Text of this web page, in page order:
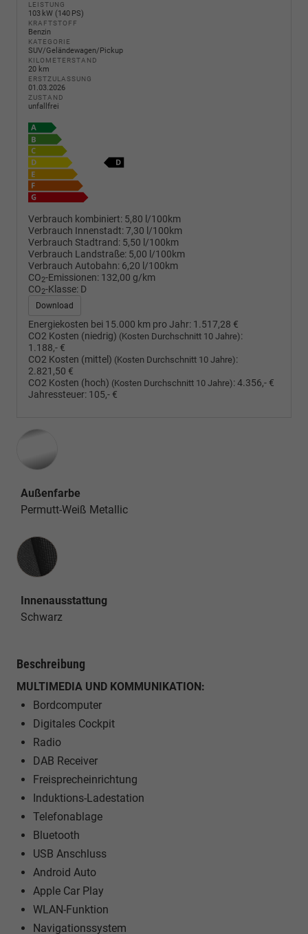
LEISTUNG
103 kW (140 PS)
KRAFTSTOFF
Benzin
KATEGORIE
SUV/Geländewagen/Pickup
KILOMETERSTAND
20 km
ERSTZULASSUNG
01.03.2026
ZUSTAND
unfallfrei
Verbrauch kombiniert: 5,80 l/100km
Verbrauch Innenstadt:7,30 l/100km
Verbrauch Stadtrand: 5,50 l/100km
Verbrauch Landstraße: 5,00 l/100km
Verbrauch Autobahn: 6,20 l/100km
CO2-Emissionen: 132,00 g/km
CO2-Klasse: D
Download
Energiekosten bei 15.000 km pro Jahr: 1.517,28 €
CO2 Kosten (niedrig) (Kosten Durchschnitt 10 Jahre):
1.188,- €
CO2 Kosten (mittel) (Kosten Durchschnitt 10 Jahre):
2.821,50 €
CO2 Kosten (hoch) (Kosten Durchschnitt 10 Jahre):4.356,- €
Jahressteuer: 105,- €
Außenfarbe
Permutt-Weiß Metallic
Innenausstattung
Innenausstattung
Schwarz
Beschreibung
MULTIMEDIA UND KOMMUNIKATION:
Bordcomputer
Digitales Cockpit
Radio
DAB Receiver
Freisprecheinrichtung
Induktions-Ladestation
Telefonablage
Bluetooth
USB Anschluss
Android Auto
Apple Car Play
WLAN-Funktion
Navigationssystem